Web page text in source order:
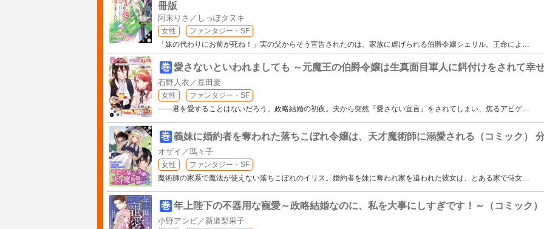
冊版
阿末りさ／しっぽタヌキ
女性
ファンタジー・SF
「妹の代わりにお前が死ね！」実の父からそう宣告されたのは、家族に虐げられる伯爵令嬢シェリル。王命によ …
巻 愛さないといわれましても ～元魔王の伯爵令嬢は生真面目軍人に餌付けをされて幸
石野人衣／豆田麦
女性
ファンタジー・SF
――君を愛することはないだろう。政略結婚の初夜。夫から突然『愛さない宣言』をされてしまい、焦るアビゲ…
巻 義妹に婚約者を奪われた落ちこぼれ令嬢は、天才魔術師に溺愛される（コミック）
オザイ／瑪々子
女性
ファンタジー・SF
魔術師の家系で魔法が使えない落ちこぼれのイリス。婚約者を妹に奪われ家を追われた彼女は、とある家で侍女…
巻 年上陛下の不器用な寵愛～政略結婚なのに、私を大事にしすぎです！～（コミック）
小野アンビ／新道梨果子